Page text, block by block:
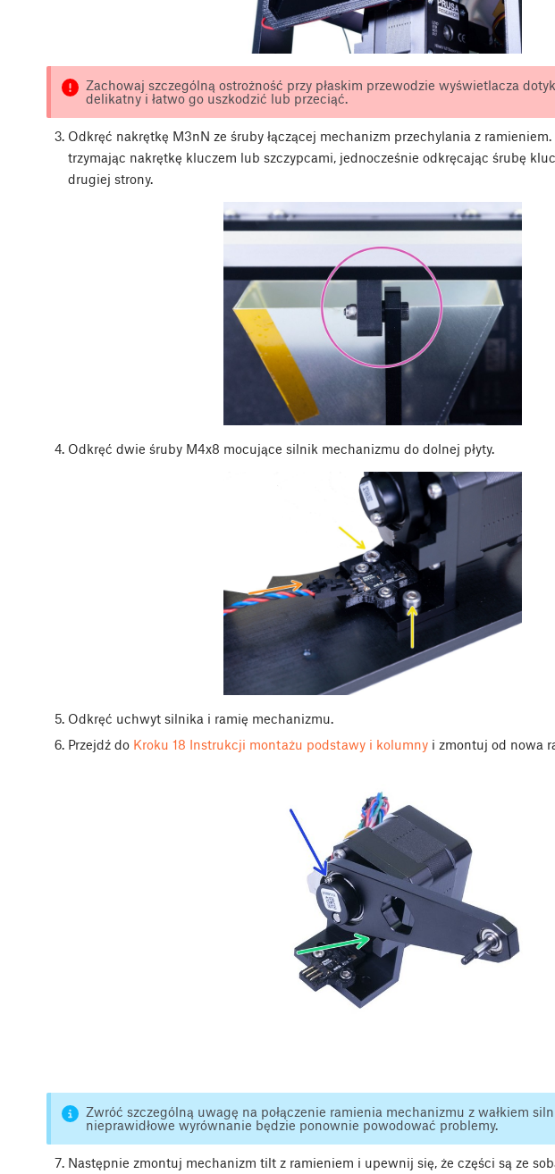
Zachowaj szczególną ostrożność przy płaskim przewodzie wyświetlacza
delikatny i łatwo go uszkodzić lub przeciąć.
Odkręć nakrętkę M3nN ze śruby łączącej mechanizm przechylania z ramieniem.
trzymając nakrętkę kluczem lub szczypcami, jednocześnie odkręcając śrubę
drugiej strony.
Odkręć dwie śruby M4x8 mocujące silnik mechanizmu do dolnej płyty.
Odkręć uchwyt silnika i ramię mechanizmu.
Przejdź do Kroku 18 Instrukcji montażu podstawy i kolumnyi zmontuj od nowa
Zwróć szczególną uwagę na połączenie ramienia mechanizmu z wałkiem
nieprawidłowe wyrównanie będzie ponownie powodować problemy.
Następnie zmontuj mechanizm tilt z ramieniem i upewnij się, że części są ze